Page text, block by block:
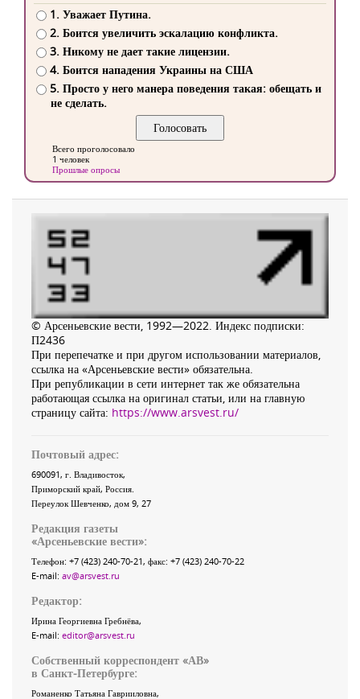
1. Уважает Путина.
2. Боится увеличить эскалацию конфликта.
3. Никому не дает такие лицензии.
4. Боится нападения Украины на США
5. Просто у него манера поведения такая: обещать и
не сделать.
Всего проголосовало
1 человек
Прошлые опросы
© Арсеньевские вести, 1992—2022. Индекс подписки:
П2436
При перепечатке и при другом использовании материалов,
ссылка на «Арсеньевские вести» обязательна.
При републикации в сети интернет так же обязательна
работающая ссылка на оригинал статьи, или на главную
страницу сайта: https://www.arsvest.ru/
Почтовый адрес:
690091, г. Владивосток,
Приморский край, Россия
Переулок Шевченко, дом 9, 27
Редакция газеты
«Арсеньевские вести»:
Телефон: +7 (423) 240-70-21, факс: +7 (423) 240-70-22
E-mail: av@arsvest.ru
Редактор:
Ирина Георгиевна Гребнёва,
E-mail: editor@arsvest.ru
Собственный корреспондент «АВ»
в Санкт-Петербурге:
Романенко Татьяна Гаврииловна,